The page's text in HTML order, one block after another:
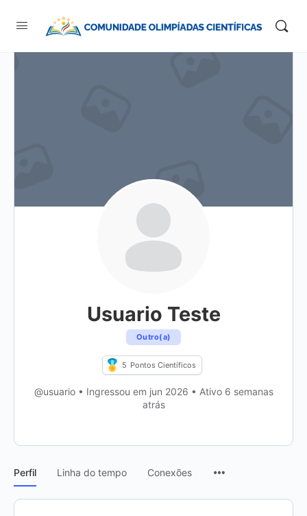
Usuario Teste
Outro(a)
5 Pontos Científicos
@usuario • Ingressou em jun 2026 • Ativo 6 semanas
atrás
Perfil Linha do tempo Conexões
menu